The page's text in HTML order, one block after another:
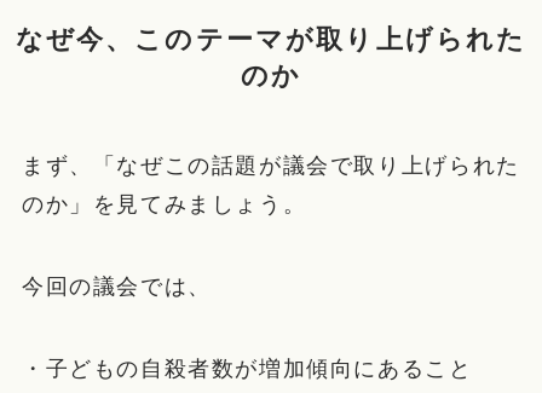
なぜ今、このテーマが取り上げられた
のか
まず、「なぜこの話題が議会で取り上げられた
のか」を見てみましょう。
今回の議会では、
・子どもの自殺者数が増加傾向にあること